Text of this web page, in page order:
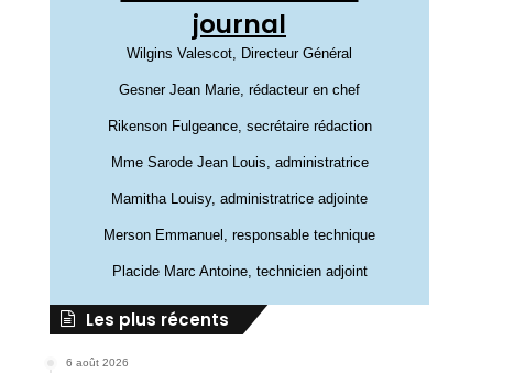
journal
Wilgins Valescot, Directeur Général
Gesner Jean Marie, rédacteur en chef
Rikenson Fulgeance, secrétaire rédaction
Mme Sarode Jean Louis, administratrice
Mamitha Louisy, administratrice adjointe
Merson Emmanuel, responsable technique
Placide Marc Antoine, technicien adjoint
Les plus récents
6 août 2026